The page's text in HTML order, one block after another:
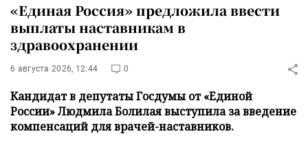
«Единая Россия» предложила ввести
выплаты наставникам в
здравоохранении
6 августа 2026, 12:44 0
Кандидат в депутаты Госдумы от «Единой
России» Людмила Болилая выступила за введение
компенсаций для врачей-наставников.